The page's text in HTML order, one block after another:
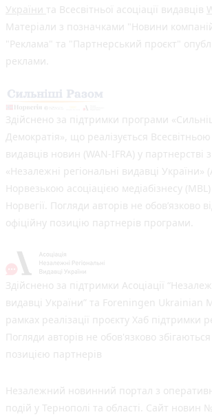
України та Всесвітньої асоціації видавців
Матеріали з позначками "Новини
"Реклама" та "Партнерський проєкт"
реклами.
Здійснено за підтримки програми
Демократія», що реалізується Всесвітньою
видавців новин (WAN-IFRA) у партнерстві
«Незалежні регіональні видавці України»
Норвезькою асоціацією медіабізнесу
Норвегії. Погляди авторів не обов’язково
офіційну позицію партнерів програми.
Здійснено за підтримки Асоціації
видавці України” та Foreningen Ukrainian
рамках реалізації проєкту Хаб підтримки
Погляди авторів не обов'язково
позицією партнерів
Незалежний новинний портал з
подій у Тернополі та області. Сайт новин